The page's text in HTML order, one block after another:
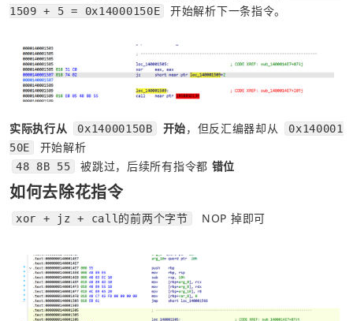
1509 + 5 = 0x14000150E
开始解析下一条指令。
实际执行从 0x14000150B 开始，但反汇编器却从
0x140001
50E
开始解析
48 8B 55 被跳过，后续所有指令都 错位
如何去除花指令
xor + jz + call的前两个字节
  NOP 掉即可